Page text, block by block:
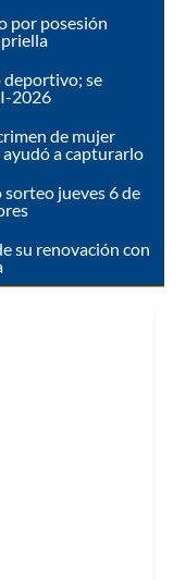
por posesión
deportivo; se
2026
de mujer
ayudó a capturarlo
jueves 6 de
su renovación con